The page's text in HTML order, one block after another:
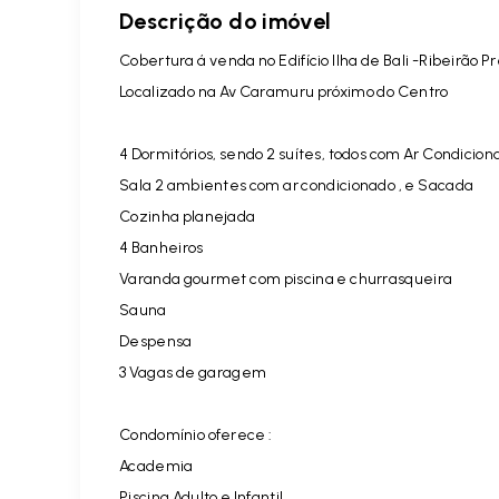
Descrição do imóvel
Cobertura á venda no Edifício Ilha de Bali -Ribeirão
Localizado na Av Caramuru próximo do Centro
4 Dormitórios, sendo 2 suítes, todoscom Ar
Sala 2 ambientes com ar condicionado , e Sacada
Cozinha planejada
4 Banheiros
Varanda gourmet com piscina e churrasqueira
Sauna
Despensa
3 Vagas de garagem
Condomínio oferece :
Academia